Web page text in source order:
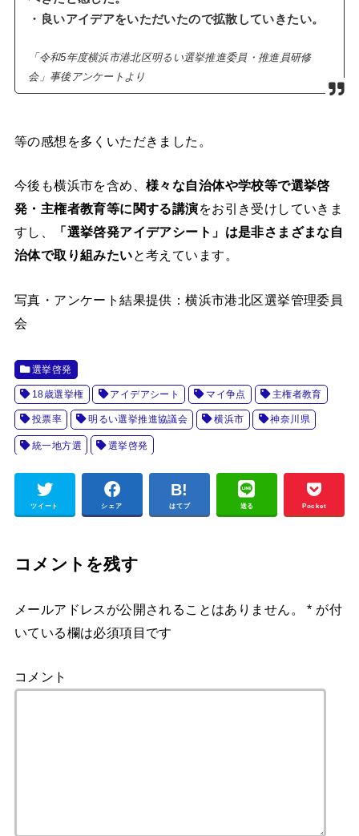
・良いアイデアをいただいたので拡散していきたい。
「令和5年度横浜市港北区明るい選挙推進委員・推進員研修
会」事後アンケートより
等の感想を多くいただきました。
今後も横浜市を含め、様々な自治体や学校等で選挙啓
発・主権者教育等に関する講演をお引き受けしていきま
すし、
「選挙啓発アイデアシート」は是非さまざまな自
治体で取り組みたいと考えています。
写真・アンケート結果提供：横浜市港北区選挙管理委員
会
選挙啓発
18歳選挙権 アイデアシート マイ争点 主権者教育
投票率 明るい選挙推進協議会 横浜市 神奈川県
統一地方選 選挙啓発
ツイート シェア はてブ 送る Pocket
コメントを残す
メールアドレスが公開されることはありません。 * が付
いている欄は必須項目です
コメント